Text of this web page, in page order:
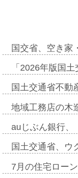
国交省、空き家
「2026年版国
国土交通省不
地域工務店の木
auじぶん銀行、
国土交通省、
7月の住宅ロー